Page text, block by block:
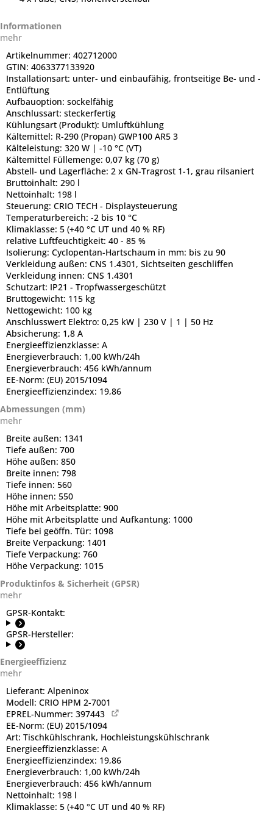
Informationen
mehr
Artikelnummer: 402712000
GTIN: 4063377133920
Installationsart: unter- und einbaufähig, frontseitige Be- und -
Entlüftung
Aufbauoption: sockelfähig
Anschlussart: steckerfertig
Kühlungsart (Produkt): Umluftkühlung
Kältemittel: R-290 (Propan) GWP100 AR5 3
Kälteleistung: 320 W | -10 °C (VT)
Kältemittel Füllemenge: 0,07 kg (70 g)
Abstell- und Lagerfläche: 2 x GN-Tragrost 1-1, grau rilsaniert
Bruttoinhalt: 290 l
Nettoinhalt: 198 l
Steuerung: CRIO TECH - Displaysteuerung
Temperaturbereich: -2 bis 10 °C
Klimaklasse: 5 (+40 °C UT und 40 % RF)
relative Luftfeuchtigkeit: 40 - 85 %
Isolierung: Cyclopentan-Hartschaum in mm: bis zu 90
Verkleidung außen: CNS 1.4301, Sichtseiten geschliffen
Verkleidung innen: CNS 1.4301
Schutzart: IP21 - Tropfwassergeschützt
Bruttogewicht: 115 kg
Nettogewicht: 100 kg
Anschlusswert Elektro: 0,25 kW | 230 V | 1 | 50 Hz
Absicherung: 1,8 A
Energieeffizienzklasse: A
Energieverbrauch: 1,00 kWh/24h
Energieverbrauch: 456 kWh/annum
EE-Norm: (EU) 2015/1094
Energieeffizienzindex: 19,86
Abmessungen (mm)
mehr
Breite außen: 1341
Tiefe außen: 700
Höhe außen: 850
Breite innen: 798
Tiefe innen: 560
Höhe innen: 550
Höhe mit Arbeitsplatte: 900
Höhe mit Arbeitsplatte und Aufkantung: 1000
Tiefe bei geöffn. Tür: 1098
Breite Verpackung: 1401
Tiefe Verpackung: 760
Höhe Verpackung: 1015
Produktinfos & Sicherheit (GPSR)
mehr
GPSR-Kontakt:
GPSR-Hersteller:
Energieeffizienz
mehr
Lieferant: Alpeninox
Modell: CRIO HPM 2-7001
EPREL-Nummer: 397443
EE-Norm: (EU) 2015/1094
Art: Tischkühlschrank, Hochleistungskühlschrank
Energieeffizienzklasse: A
Energieeffizienzindex: 19,86
Energieverbrauch: 1,00 kWh/24h
Energieverbrauch: 456 kWh/annum
Nettoinhalt: 198 l
Klimaklasse: 5 (+40 °C UT und 40 % RF)